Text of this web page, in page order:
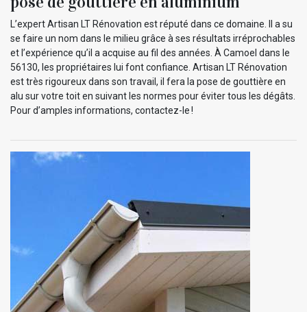
L’expert Artisan LT Rénovation est réputé dans ce domaine. Il a su
se faire un nom dans le milieu grâce à ses résultats irréprochables
et l’expérience qu’il a acquise au fil des années. À Camoel dans le
56130, les propriétaires lui font confiance. Artisan LT Rénovation
est très rigoureux dans son travail, il fera la pose de gouttière en
alu sur votre toit en suivant les normes pour éviter tous les dégâts.
Pour d’amples informations, contactez-le !